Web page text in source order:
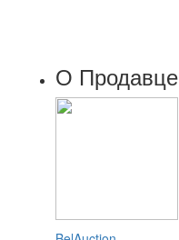
О Продавце